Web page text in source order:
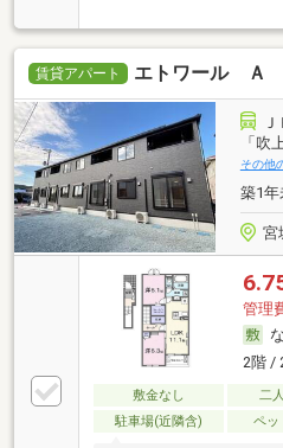
賃貸アパート エトワール Ａ
「吹
その他
築1年
宮
管理
2階 /
敷金なし 二
駐車場(近隣含)
ペッ